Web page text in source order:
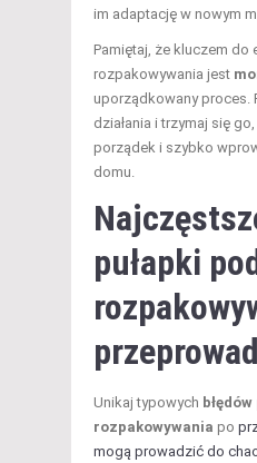
im adaptację w nowym
Pamiętaj, że kluczem do
rozpakowywania jest
uporządkowany proces.
działania i trzymaj się
porządek i szybko
domu.
pułapki
Unikaj typowych
rozpakowywania po
mogą prowadzić do